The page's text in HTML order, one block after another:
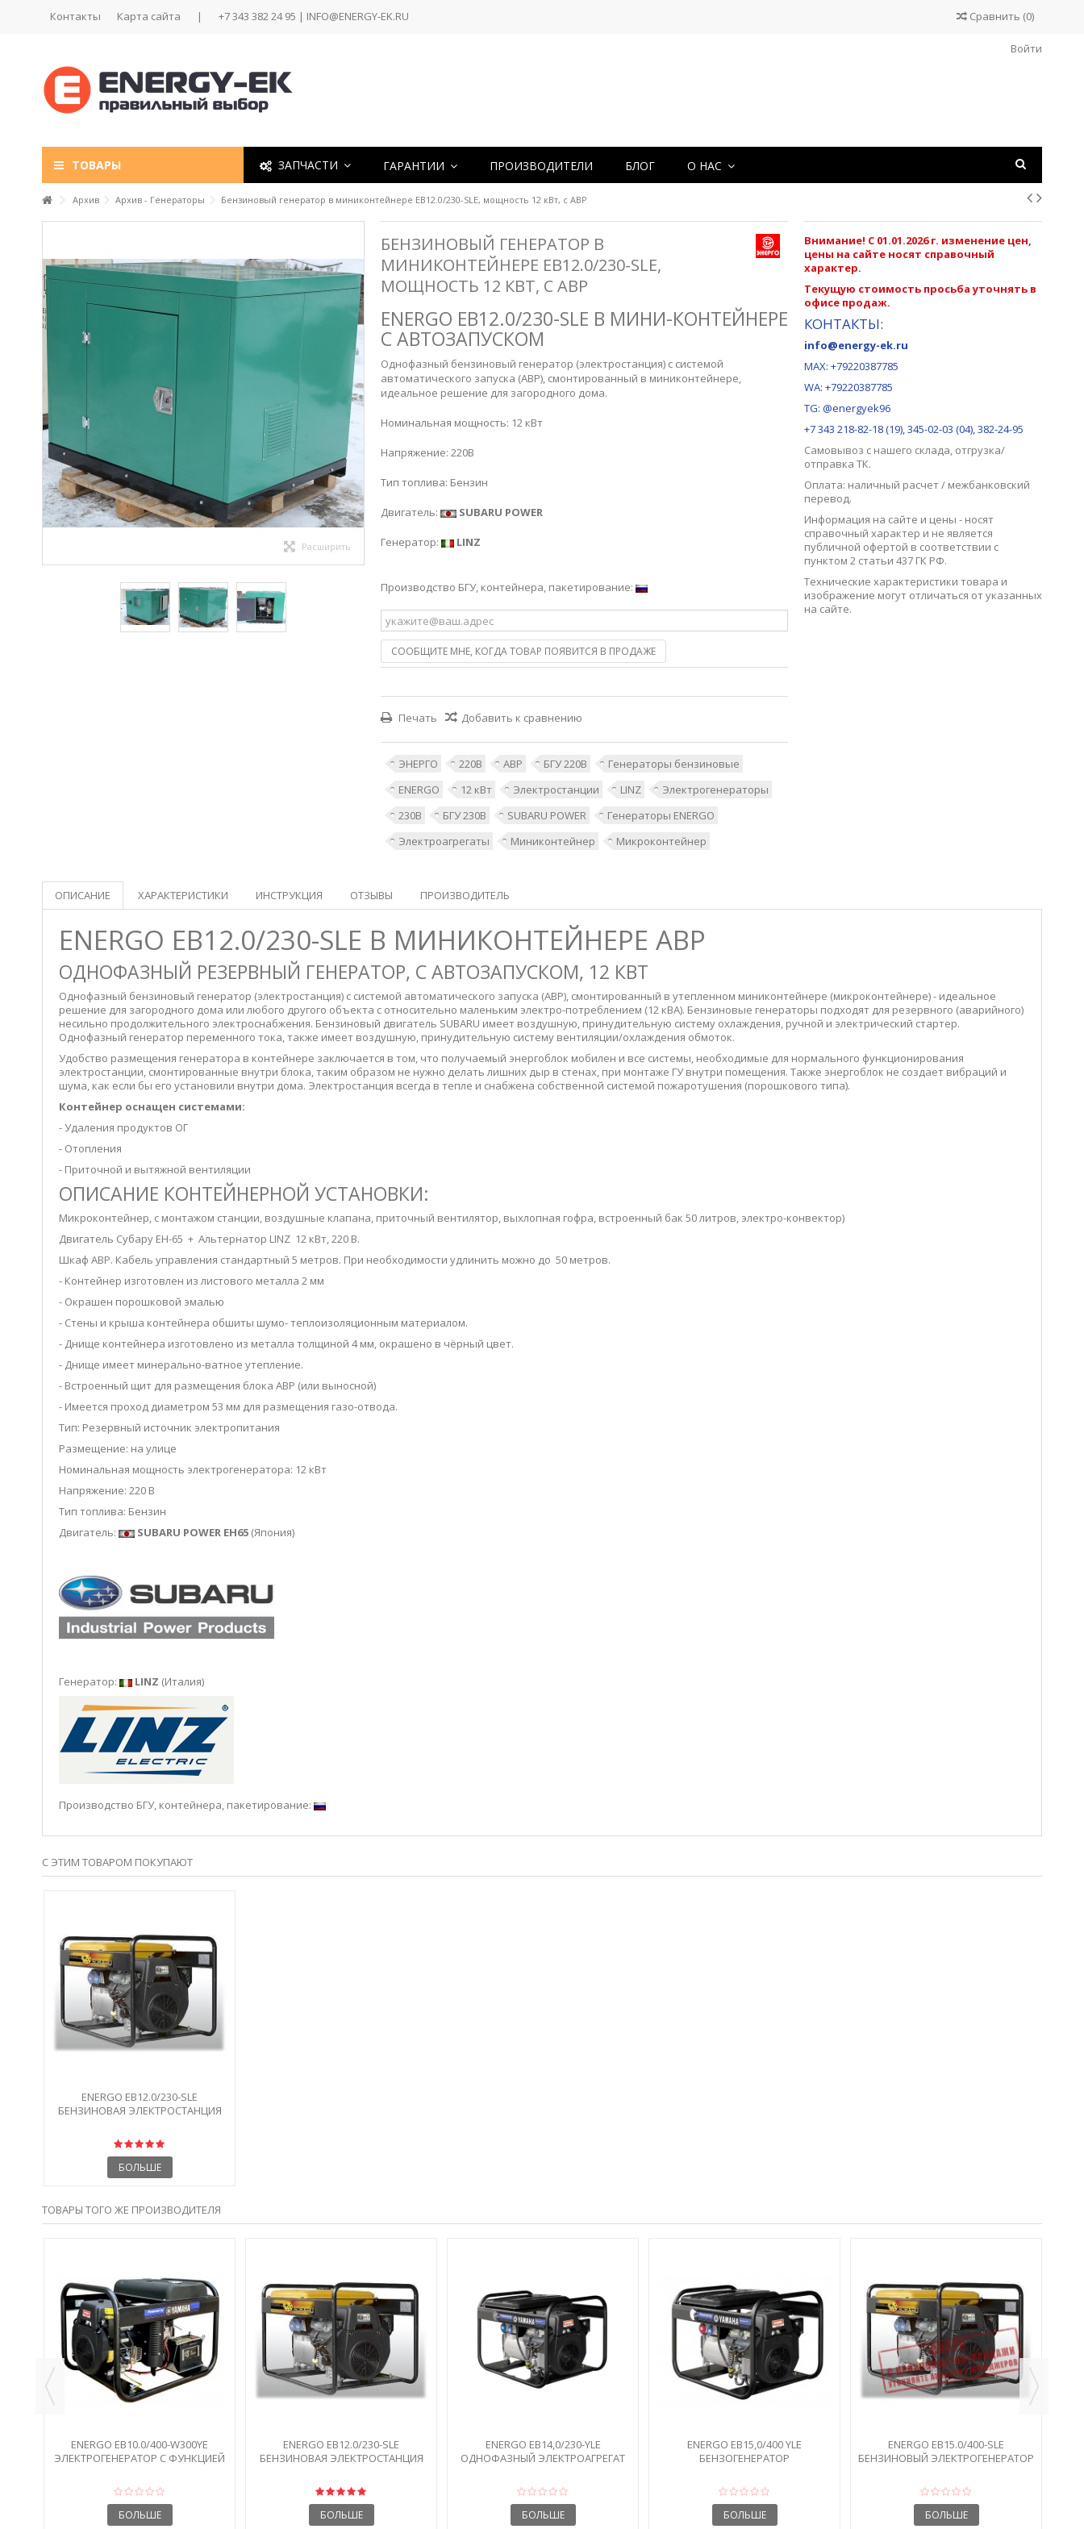
Контакты Карта сайта | +7 343 382 24 95 | INFO@ENERGY-EK.RU Сравнить (0)
Войти
ТОВАРЫ ЗАПЧАСТИ ГАРАНТИИ ПРОИЗВОДИТЕЛИ БЛОГ О НАС
Архив Архив - Генераторы Бензиновый генератор в миниконтейнере EB12.0/230-SLE, мощность 12 кВт, с АВР
Расширить
БЕНЗИНОВЫЙ ГЕНЕРАТОР В
МИНИКОНТЕЙНЕРЕ EB12.0/230-SLE,
МОЩНОСТЬ 12 КВТ, С АВР
ENERGO EB12.0/230-SLE В МИНИ-КОНТЕЙНЕРЕ
С АВТОЗАПУСКОМ
Однофазный бензиновый генератор (электростанция) с системой
автоматического запуска (АВР), смонтированный в миниконтейнере,
идеальное решение для загородного дома.
Номинальная мощность: 12 кВт
Напряжение: 220В
Тип топлива: Бензин
Двигатель: SUBARU POWER
Генератор: LINZ
Производство БГУ, контейнера, пакетирование:
СООБЩИТЕ МНЕ, КОГДА ТОВАР ПОЯВИТСЯ В ПРОДАЖЕ
Печать Добавить к сравнению
ЭНЕРГО 220В АВР БГУ 220В
Генераторы бензиновые
ENERGO
12 кВт Электростанции LINZ
Электрогенераторы
230В
БГУ 230В SUBARU POWER
Генераторы ENERGO
Электроагрегаты
Миниконтейнер Микроконтейнер
Внимание! С 01.01.2026 г. изменение цен,
цены на сайте носят справочный
характер.
Текущую стоимость просьба уточнять в
офисе продаж.
КОНТАКТЫ:
info@energy-ek.ru
MAX: +79220387785
WA: +79220387785
TG: @energyek96
+7 343 218-82-18 (19), 345-02-03 (04), 382-24-95
Самовывоз с нашего склада, отгрузка/
отправка ТК.
Оплата: наличный расчет / межбанковский
перевод.
Информация на сайте и цены - носят
справочный характер и не является
публичной офертой в соответствии с
пунктом 2 статьи 437 ГК РФ.
Технические характеристики товара и
изображение могут отличаться от указанных
на сайте.
ОПИСАНИЕ ХАРАКТЕРИСТИКИ ИНСТРУКЦИЯ ОТЗЫВЫ ПРОИЗВОДИТЕЛЬ
ENERGO EB12.0/230-SLE В МИНИКОНТЕЙНЕРЕ АВР
ОДНОФАЗНЫЙ РЕЗЕРВНЫЙ ГЕНЕРАТОР, С АВТОЗАПУСКОМ, 12 КВТ
Однофазный бензиновый генератор (электростанция) с системой автоматического запуска (АВР), смонтированный в утепленном миниконтейнере (микроконтейнере) - идеальное
решение для загородного дома или любого другого объекта с относительно маленьким электро-потреблением (12 кВА). Бензиновые генераторы подходят для резервного (аварийного)
несильно продолжительного электроснабжения. Бензиновый двигатель SUBARU имеет воздушную, принудительную систему охлаждения, ручной и электрический стартер.
Однофазный генератор переменного тока, также имеет воздушную, принудительную систему вентиляции/охлаждения обмоток.
Удобство размещения генератора в контейнере заключается в том, что получаемый энергоблок мобилен и все системы, необходимые для нормального функционирования
электростанции, смонтированные внутри блока, таким образом не нужно делать лишних дыр в стенах, при монтаже ГУ внутри помещения. Также энергоблок не создает вибраций и
шума, как если бы его установили внутри дома. Электростанция всегда в тепле и снабжена собственной системой пожаротушения (порошкового типа).
Контейнер оснащен системами:
- Удаления продуктов ОГ
- Отопления
- Приточной и вытяжной вентиляции
ОПИСАНИЕ КОНТЕЙНЕРНОЙ УСТАНОВКИ:
Микроконтейнер, с монтажом станции, воздушные клапана, приточный вентилятор, выхлопная гофра, встроенный бак 50 литров, электро-конвектор)
Двигатель Субару EH-65 + Альтернатор LINZ 12 кВт, 220 В.
Шкаф АВР. Кабель управления стандартный 5 метров. При необходимости удлинить можно до 50 метров.
- Контейнер изготовлен из листового металла 2 мм
- Окрашен порошковой эмалью
- Стены и крыша контейнера обшиты шумо- теплоизоляционным материалом.
- Днище контейнера изготовлено из металла толщиной 4 мм, окрашено в чёрный цвет.
- Днище имеет минерально-ватное утепление.
- Встроенный щит для размещения блока АВР (или выносной)
- Имеется проход диаметром 53 мм для размещения газо-отвода.
Тип: Резервный источник электропитания
Размещение: на улице
Номинальная мощность электрогенератора: 12 кВт
Напряжение: 220 В
Тип топлива: Бензин
Двигатель:
SUBARU POWER EH65 (Япония)
Генератор: LINZ (Италия)
Производство БГУ, контейнера, пакетирование:
С ЭТИМ ТОВАРОМ ПОКУПАЮТ
ENERGO EB12.0/230-SLE
БЕНЗИНОВАЯ ЭЛЕКТРОСТАНЦИЯ
БОЛЬШЕ
ТОВАРЫ ТОГО ЖЕ ПРОИЗВОДИТЕЛЯ
ENERGO EB10.0/400-W300YE
ЭЛЕКТРОГЕНЕРАТОР С ФУНКЦИЕЙ
БОЛЬШЕ
ENERGO EB12.0/230-SLE
БЕНЗИНОВАЯ ЭЛЕКТРОСТАНЦИЯ
БОЛЬШЕ
ENERGO EB14,0/230-YLE
ОДНОФАЗНЫЙ ЭЛЕКТРОАГРЕГАТ
БОЛЬШЕ
ENERGO EB15,0/400 YLE
БЕНЗОГЕНЕРАТОР
БОЛЬШЕ
ENERGO EB15.0/400-SLE
БЕНЗИНОВЫЙ ЭЛЕКТРОГЕНЕРАТОР
БОЛЬШЕ